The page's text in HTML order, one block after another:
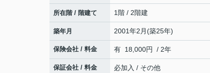
所在階 / 階建て 1階 / 2階建
築年月 2001年2月(築25年)
保険会社 / 料金 有 18,000円 / 2年
保証会社 / 料金
必加入 / その他